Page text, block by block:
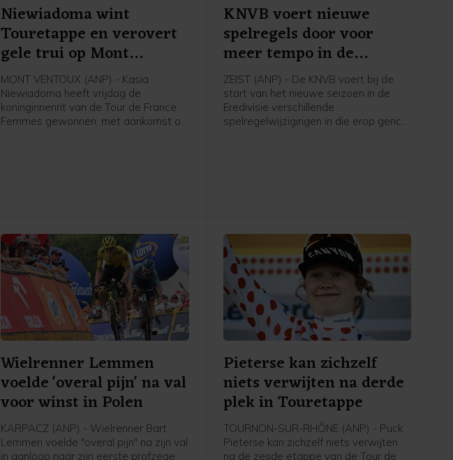
Niewiadoma wint
Touretappe en verovert
gele trui op Mont
Ventoux
MONT VENTOUX (ANP) - Kasia
Niewiadoma heeft vrijdag de
koninginnenrit van de Tour de France
Femmes gewonnen, met aankomst op
KNVB voert nieuwe
spelregels door voor
meer tempo in de
wedstrijd
ZEIST (ANP) - De KNVB voert bij de
start van het nieuwe seizoen in de
Eredivisie verschillende
spelregelwijzigingen in die erop gericht
Wielrenner Lemmen
voelde 'overal pijn' na val
voor winst in Polen
KARPACZ (ANP) - Wielrenner Bart
Lemmen voelde "overal pijn" na zijn val
in aanloop naar zijn eerste profzege,
Pieterse kan zichzelf
niets verwijten na derde
plek in Touretappe
TOURNON-SUR-RHÔNE (ANP) - Puck
Pieterse kan zichzelf niets verwijten
na de zesde etappe van de Tour de